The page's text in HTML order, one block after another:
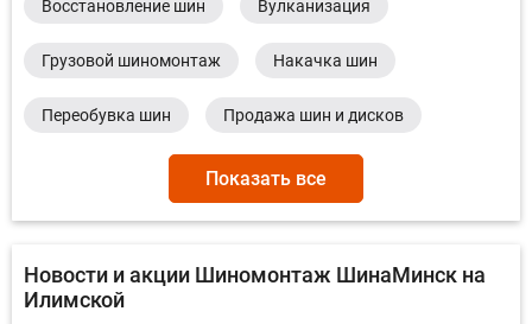
Восстановление шин Вулканизация
Грузовой шиномонтаж Накачка шин
Переобувка шин Продажа шин и дисков
Ремонт боковых порезов
Ремонт шин Утилизация шин
Показать все
Новости и акции Шиномонтаж ШинаМинск на
Илимской